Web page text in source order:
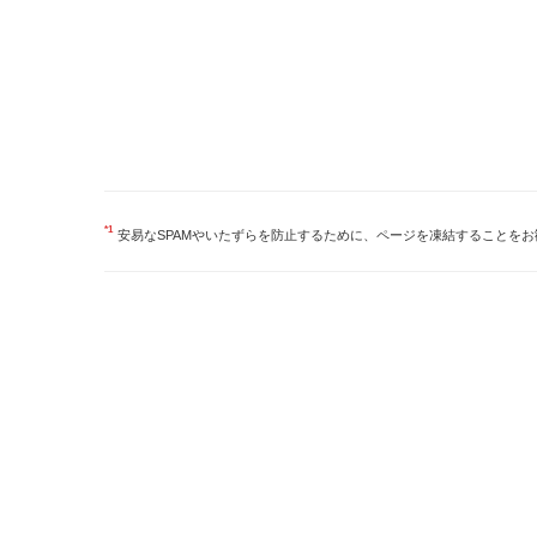
*1 安易なSPAMやいたずらを防止するために、ページを凍結することをお